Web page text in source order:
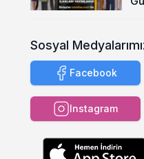
Sosyal
Facebook
Instagram